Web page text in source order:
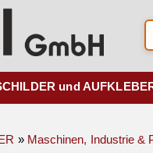
und
» Maschinen, Industrie &